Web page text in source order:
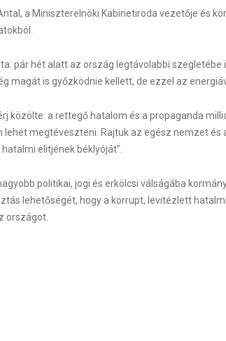
a Miniszterelnöki Kabinetiroda vezetője és
pár hét alatt az ország legtávolabbi
magát is győzködnie kellett, de ezzel az
közölte: a rettegő hatalom és a propaganda
megtéveszteni. Rajtuk az egész nemzet és
elitjének béklyóját”.
politikai, jogi és erkölcsi válságába
lehetőségét, hogy a korrupt, levitézlett
országot.